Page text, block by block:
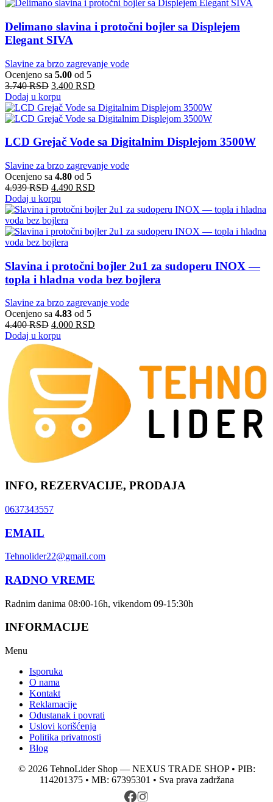
Delimano slavina i protočni bojler sa Displejem
Elegant SIVA
Slavine za brzo zagrevanje vode
Ocenjeno sa 5.00 od 5
3.740RSD 3.400 RSD
Dodaj u korpu
LCD Grejač Vode sa Digitalnim Displejom 3500W
Slavine za brzo zagrevanje vode
Ocenjeno sa 4.80 od 5
4.939RSD 4.490 RSD
Dodaj u korpu
Slavina i protočni bojler 2u1 za sudoperu INOX —
topla i hladna voda bez bojlera
Slavine za brzo zagrevanje vode
Ocenjeno sa 4.83 od 5
4.400RSD 4.000 RSD
Dodaj u korpu
INFO, REZERVACIJE, PRODAJA
0637343557
EMAIL
Tehnolider22@gmail.com
RADNO VREME
Radnim danima 08:00-16h, vikendom 09-15:30h
INFORMACIJE
Menu
Isporuka
O nama
Kontakt
Reklamacije
Odustanak i povrati
Uslovi korišćenja
Politika privatnosti
Blog
© 2026 TehnoLider Shop — NEXUS TRADE SHOP • PIB:
114201375 • MB: 67395301 • Sva prava zadržana